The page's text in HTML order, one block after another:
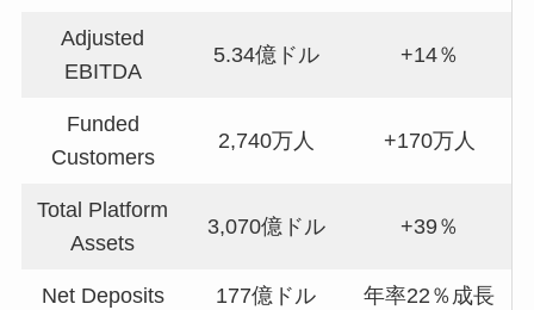
Adjusted
EBITDA
5.34億ドル +14％
Funded
Customers
2,740万人 +170万人
Total Platform
Assets
3,070億ドル +39％
Net Deposits 177億ドル 年率22％成長